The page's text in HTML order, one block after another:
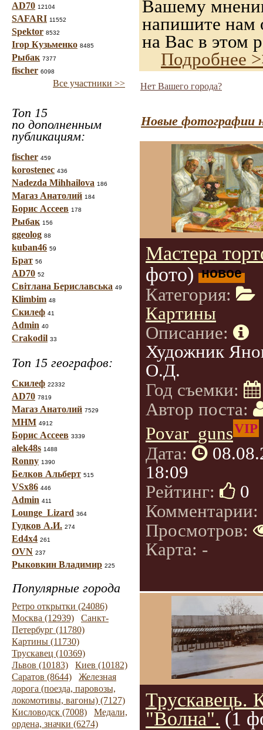
AD70 12104
SAFARI 11552
Spektor 8532
Ігор Кузьменко 8485
Рыбак 7377
fischer 6098
Все участники >>
Топ 15
по дополненным
публикациям:
fischer 459
korostenec 436
Nadezda Mihhailova 186
Магаз Анатолий 184
Борис Ассеев 178
Рыбак 156
ggeolog 88
kuban46 59
Брат 56
AD70 52
Світлана Бериславська 49
Klimbim 48
Скилеф 41
Admin 40
Crakodil 33
Топ 15 географов:
Скилеф 22332
AD70 7819
Магаз Анатолий 7529
МНМ 4912
Борис Ассеев 3339
alek48s 1488
Ronny 1390
Белков Альберт 515
VSx86 446
Admin 411
Lounge_Lizard 364
Гудков А.И. 274
Ed4x4 261
OVN 237
Рыковкин Владимир 225
Популярные города
Ретро открытки (24086)
Москва (12939)
Санкт-
Петербург (11780)
Картины (11730)
Трускавец (10369)
Львов (10183)
Киев (10182)
Саратов (8644)
Железная
дорога (поезда, паровозы,
локомотивы, вагоны) (7127)
Кисловодск (7008)
Медали,
ордена, значки (6274)
Вашему
напишите нам
на Вас в этом
Подробнее
Нет Вашего города?
Новые фотографии
Мастера
фото) новое
Категория:
Картины
Описание:
Художник
О.Д.
Год съемки:
Автор поста:
Povar_gunsVIP
Дата:
18:09
Рейтинг:
0
Комментарии:
Просмотров:
Карта: -
Трускавець.
"Волна". (1